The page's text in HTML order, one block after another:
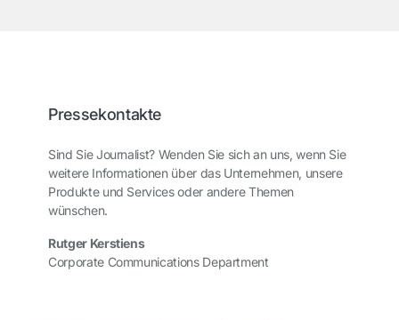
Pressekontakte
Sind Sie Journalist? Wenden Sie sich an uns, wenn Sie
weitere Informationen über das Unternehmen, unsere
Produkte und Services oder andere Themen
wünschen.
Rutger Kerstiens
Corporate Communications Department